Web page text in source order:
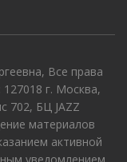
Все права
г. Москва,
702, БЦ JAZZ
материалов
активной
уведомлением